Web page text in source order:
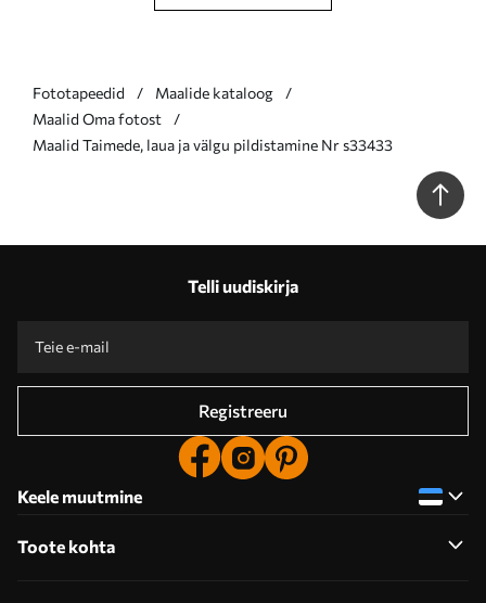
Fototapeedid
Maalide kataloog
Maalid Oma fotost
Maalid Taimede, laua ja välgu pildistamine Nr s33433
Telli uudiskirja
Registreeru
Keele muutmine
Toote kohta